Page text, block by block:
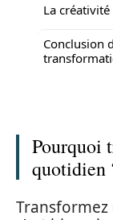
La
Conclusion
Pourquoi
quotidien